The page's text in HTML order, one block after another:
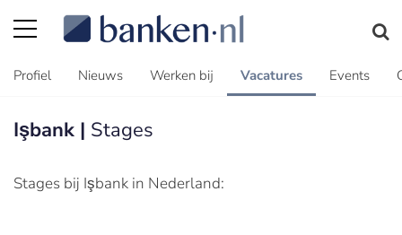
Profiel Nieuws Werken bij Vacatures Events
Işbank | Stages
Stages bij Işbank in Nederland: